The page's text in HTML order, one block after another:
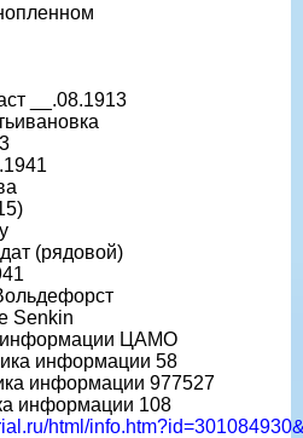
__.08.1913
(рядовой)
Senkin
информации ЦАМО
информации 58
информации 977527
информации 108
html/